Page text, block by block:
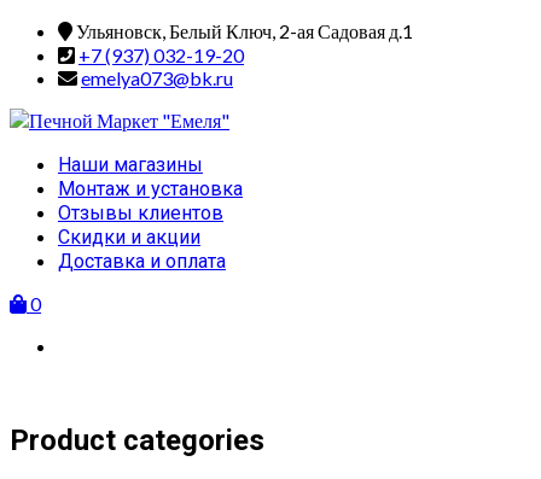
Skip
content
Ульяновск, Белый Ключ, 2-ая Садовая д.1
+7 (937) 032-19-20
emelya073@bk.ru
Primary
Menu
Наши магазины
Монтаж и установка
Отзывы клиентов
Скидки и акции
Доставка и оплата
0
Product categories